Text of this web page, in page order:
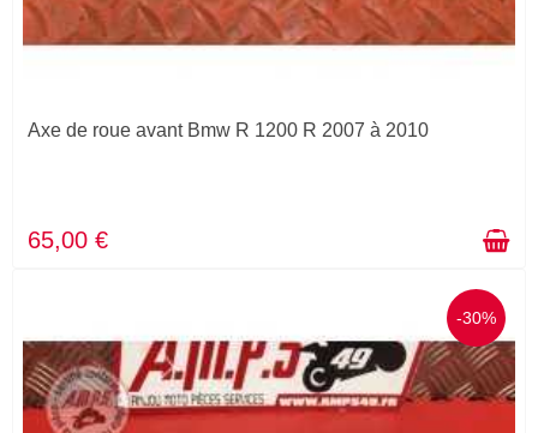
Axe de roue avant Bmw R 1200 R 2007 à 2010
65,00 €
-30%